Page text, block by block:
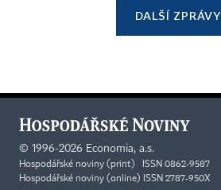
DALŠÍ ZPRÁVY
© 1996-2026 Economia, a.s.
Hospodářské noviny (print) ISSN 0862-9587
Hospodářské noviny (online) ISSN 2787-950X